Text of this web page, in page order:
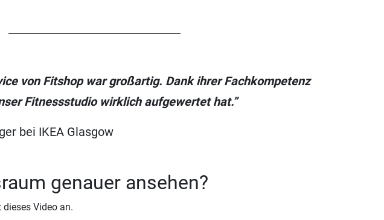
von Fitshop war großartig. Dank ihrer Fachkompetenz
Fitnessstudio wirklich aufgewertet hat.”
bei IKEA Glasgow
genauer ansehen?
Video an.